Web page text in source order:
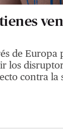
de Europa
los
contra la